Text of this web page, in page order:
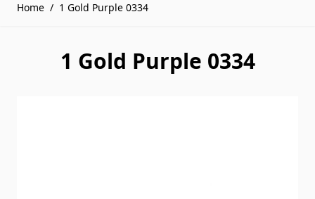
Home / 1 Gold Purple 0334
1 Gold Purple 0334